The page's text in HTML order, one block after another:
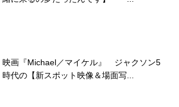
映画『Michael／マイケル』 ジャクソン5
時代の【新スポット映像＆場面写...